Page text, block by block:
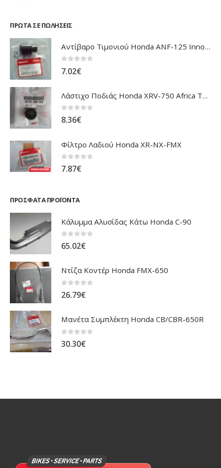
ΠΡΏΤΑ ΣΕ ΠΩΛΉΣΕΙΣ
Αντίβαρο Τιμονιού Honda ANF-125 Innova
7.02€
Λάστιχο Ποδιάς Honda XRV-750 Africa Twin
0out of 5
8.36€
Φίλτρο Λαδιού Honda XR-NX-FMX
0out of 5
7.87€
ΠΡΌΣΦΑΤΑ ΠΡΟΪΌΝΤΑ
Κάλυμμα Αλυσίδας Κάτω Honda C-90
0out of 5
65.02€
Ντίζα Κοντέρ Honda FMX-650
0 out of 5
26.79€
Μανέτα Συμπλέκτη Honda CB/CBR-650R
0 out of 5
30.30€